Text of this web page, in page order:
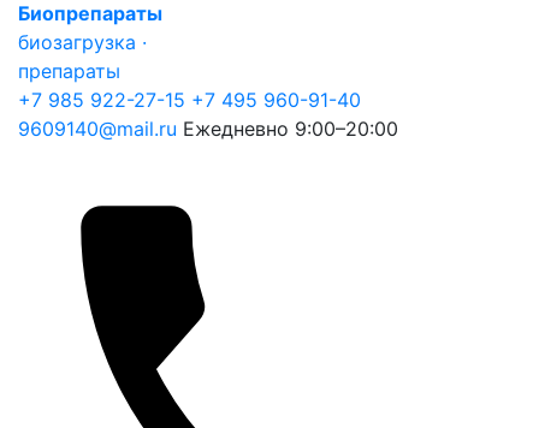
Биопрепараты
биозагрузка ·
препараты
+7 985 922-27-15 +7 495 960-91-40
9609140@mail.ru Ежедневно 9:00–20:00